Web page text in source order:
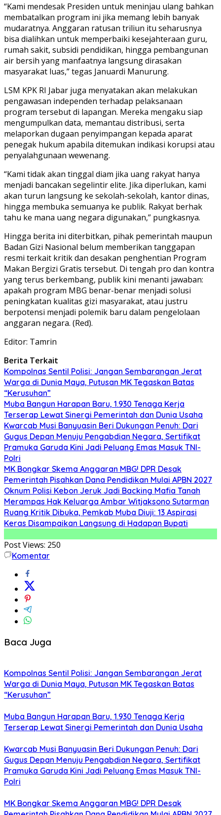
“Kami mendesak Presiden untuk meninjau ulang bahkan
membatalkan program ini jika memang lebih banyak
mudaratnya. Anggaran ratusan triliun itu seharusnya
bisa dialihkan untuk memperbaiki kesejahteraan guru,
rumah sakit, subsidi pendidikan, hingga pembangunan
air bersih yang manfaatnya langsung dirasakan
masyarakat luas,” tegas Januardi Manurung.
LSM KPK RI Jabar juga menyatakan akan melakukan
pengawasan independen terhadap pelaksanaan
program tersebut di lapangan. Mereka mengaku siap
mengumpulkan data, memantau distribusi, serta
melaporkan dugaan penyimpangan kepada aparat
penegak hukum apabila ditemukan indikasi korupsi atau
penyalahgunaan wewenang.
“Kami tidak akan tinggal diam jika uang rakyat hanya
menjadi bancakan segelintir elite. Jika diperlukan, kami
akan turun langsung ke sekolah-sekolah, kantor dinas,
hingga membuka semuanya ke publik. Rakyat berhak
tahu ke mana uang negara digunakan,” pungkasnya.
Hingga berita ini diterbitkan, pihak pemerintah maupun
Badan Gizi Nasional belum memberikan tanggapan
resmi terkait kritik dan desakan penghentian Program
Makan Bergizi Gratis tersebut. Di tengah pro dan kontra
yang terus berkembang, publik kini menanti jawaban:
apakah program MBG benar-benar menjadi solusi
peningkatan kualitas gizi masyarakat, atau justru
berpotensi menjadi polemik baru dalam pengelolaan
anggaran negara. (Red).
Editor: Tamrin
Berita Terkait
Kompolnas Sentil Polisi: Jangan Sembarangan Jerat
Warga di Dunia Maya, Putusan MK Tegaskan Batas
“Kerusuhan”
Muba Bangun Harapan Baru, 1.930 Tenaga Kerja
Terserap Lewat Sinergi Pemerintah dan Dunia Usaha
Kwarcab Musi Banyuasin Beri Dukungan Penuh: Dari
Gugus Depan Menuju Pengabdian Negara, Sertifikat
Pramuka Garuda Kini Jadi Peluang Emas Masuk TNI-
Polri
MK Bongkar Skema Anggaran MBG! DPR Desak
Pemerintah Pisahkan Dana Pendidikan Mulai APBN 2027
Oknum Polisi Kebon Jeruk Jadi Backing Mafia Tanah
Merampas Hak Keluarga Ambar Witjaksono Sutarman
Ruang Kritik Dibuka, Pemkab Muba Diuji: 13 Aspirasi
Keras Disampaikan Langsung di Hadapan Bupati
Post Views: 250
Komentar
Baca Juga
Kompolnas Sentil Polisi: Jangan Sembarangan Jerat
Warga di Dunia Maya, Putusan MK Tegaskan Batas
“Kerusuhan”
Muba Bangun Harapan Baru, 1.930 Tenaga Kerja
Terserap Lewat Sinergi Pemerintah dan Dunia Usaha
Kwarcab Musi Banyuasin Beri Dukungan Penuh: Dari
Gugus Depan Menuju Pengabdian Negara, Sertifikat
Pramuka Garuda Kini Jadi Peluang Emas Masuk TNI-
Polri
MK Bongkar Skema Anggaran MBG! DPR Desak